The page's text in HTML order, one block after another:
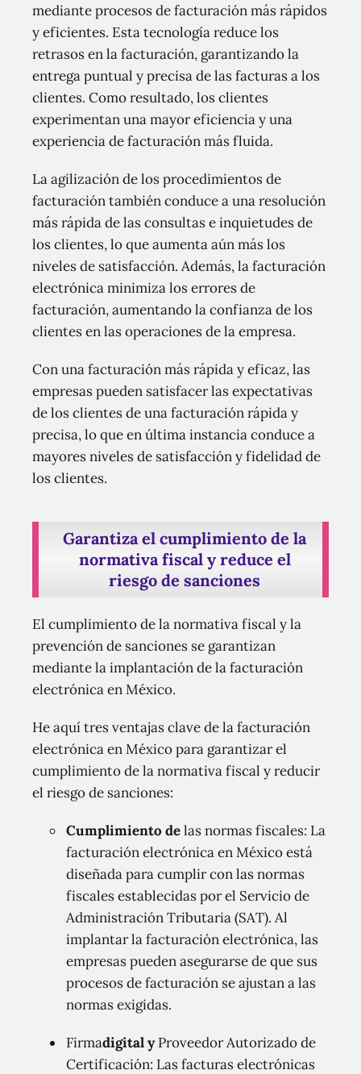
mediante procesos de facturación más rápidos
y eficientes. Esta tecnología reduce los
retrasos en la facturación, garantizando la
entrega puntual y precisa de las facturas a los
clientes. Como resultado, los clientes
experimentan una mayor eficiencia y una
experiencia de facturación más fluida.
La agilización de los procedimientos de
facturación también conduce a una resolución
más rápida de las consultas e inquietudes de
los clientes, lo que aumenta aún más los
niveles de satisfacción. Además, la facturación
electrónica minimiza los errores de
facturación, aumentando la confianza de los
clientes en las operaciones de la empresa.
Con una facturación más rápida y eficaz, las
empresas pueden satisfacer las expectativas
de los clientes de una facturación rápida y
precisa, lo que en última instancia conduce a
mayores niveles de satisfacción y fidelidad de
los clientes.
Garantiza el cumplimiento de la
normativa fiscal y reduce el
riesgo de sanciones
El cumplimiento de la normativa fiscal y la
prevención de sanciones se garantizan
mediante la implantación de la facturación
electrónica en México.
He aquí tres ventajas clave de la facturación
electrónica en México para garantizar el
cumplimiento de la normativa fiscal y reducir
el riesgo de sanciones:
Cumplimiento delas normas fiscales: La
facturación electrónica en México está
diseñada para cumplir con las normas
fiscales establecidas por el Servicio de
Administración Tributaria (SAT). Al
implantar la facturación electrónica, las
empresas pueden asegurarse de que sus
procesos de facturación se ajustan a las
normas exigidas.
Firmadigital yProveedor Autorizado de
Certificación: Las facturas electrónicas